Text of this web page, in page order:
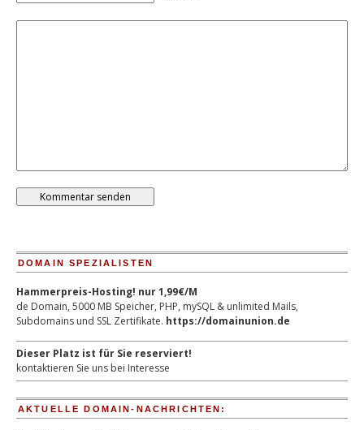
DOMAIN SPEZIALISTEN
Hammerpreis-Hosting! nur 1,99€/M
de Domain, 5000 MB Speicher, PHP, mySQL & unlimited Mails,
Subdomains und SSL Zertifikate. https://domainunion.de
Dieser Platz ist für Sie reserviert!
kontaktieren Sie uns bei Interesse
AKTUELLE DOMAIN-NACHRICHTEN: